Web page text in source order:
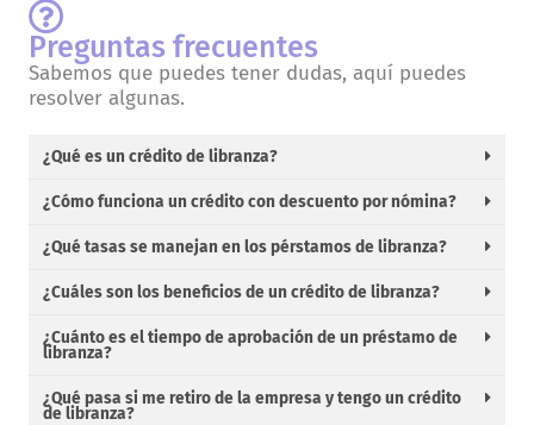
Preguntas frecuentes
Sabemos que puedes tener dudas, aquí puedes
resolver algunas.
¿Qué es un crédito de libranza?
¿Cómo funciona un crédito con descuento por nómina?
¿Qué tasas se manejan en los pérstamos de libranza?
¿Cuáles son los beneficios de un crédito de libranza?
¿Cuánto es el tiempo de aprobación de un préstamo de
libranza?
¿Qué pasa si me retiro de la empresa y tengo un crédito
de libranza?